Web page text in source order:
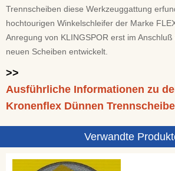
Trennscheiben diese Werkzeuggattung
hochtourigen Winkelschleifer der Marke
Anregung von KLINGSPOR erst im
neuen Scheiben entwickelt.
>>
Ausführliche Informationen zu
Kronenflex Dünnen
Verwandte